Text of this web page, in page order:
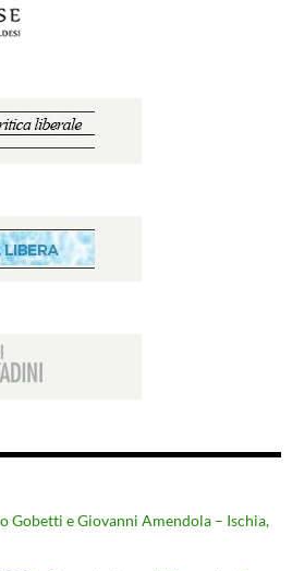
Gobetti e Giovanni Amendola – Ischia,